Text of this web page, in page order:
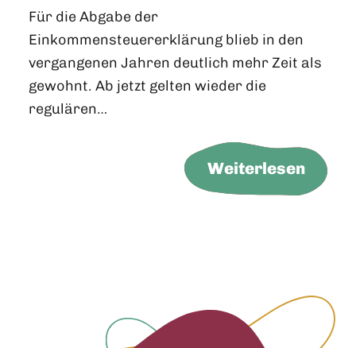
Für die Abgabe der
Einkommensteuererklärung blieb in den
vergangenen Jahren deutlich mehr Zeit als
gewohnt. Ab jetzt gelten wieder die
regulären…
Weiterlesen